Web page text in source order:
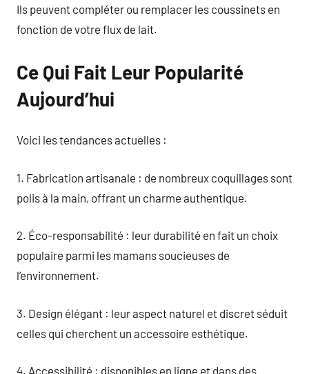
Ils peuvent compléter ou remplacer les coussinets en
fonction de votre flux de lait.
Ce Qui Fait Leur Popularité
Aujourd’hui
Voici les tendances actuelles :
1. Fabrication artisanale : de nombreux coquillages sont
polis à la main, offrant un charme authentique.
2. Éco-responsabilité : leur durabilité en fait un choix
populaire parmi les mamans soucieuses de
l’environnement.
3. Design élégant : leur aspect naturel et discret séduit
celles qui cherchent un accessoire esthétique.
4. Accessibilité : disponibles en ligne et dans des